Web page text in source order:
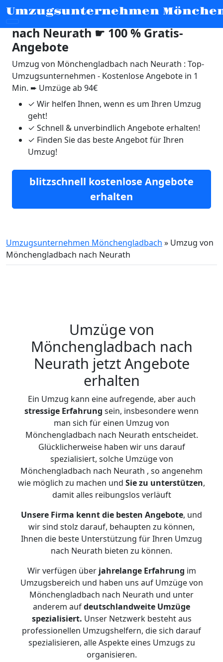
Umzugsunternehmen
Umzug von Mönchengladbach
nach Neurath ☛ 100 % Gratis-
Angebote
Umzug von Mönchengladbach nach Neurath : Top-
Umzugsunternehmen - Kostenlose Angebote in 1
Min. ➨ Umzüge ab 94€
✓ Wir helfen Ihnen, wenn es um Ihren Umzug
geht!
✓ Schnell & unverbindlich Angebote erhalten!
✓ Finden Sie das beste Angebot für Ihren
Umzug!
blitzschnell kostenlose Angebote
erhalten
Umzugsunternehmen Mönchengladbach » Umzug von
Mönchengladbach nach Neurath
Umzüge von
Mönchengladbach nach
Neurath jetzt Angebote
erhalten
Ein Umzug kann eine aufregende, aber auch
stressige Erfahrung sein, insbesondere wenn
man sich für einen Umzug von
Mönchengladbach nach Neurath entscheidet.
Glücklicherweise haben wir uns darauf
spezialisiert, solche Umzüge von
Mönchengladbach nach Neurath , so angenehm
wie möglich zu machen und Sie zu unterstützen,
damit alles reibungslos verläuft
Unsere Firma kennt die besten Angebote, und
wir sind stolz darauf, behaupten zu können,
Ihnen die beste Unterstützung für Ihren Umzug
nach Neurath bieten zu können.
Wir verfügen überjahrelange Erfahrung im
Umzugsbereich und haben uns auf Umzüge von
Mönchengladbach nach Neurath und unter
anderem aufdeutschlandweite Umzüge
spezialisiert. Unser Netzwerk besteht aus
professionellen Umzugshelfern, die sich darauf
spezialisieren, alle Aspekte eines Umzugs zu
organisieren.